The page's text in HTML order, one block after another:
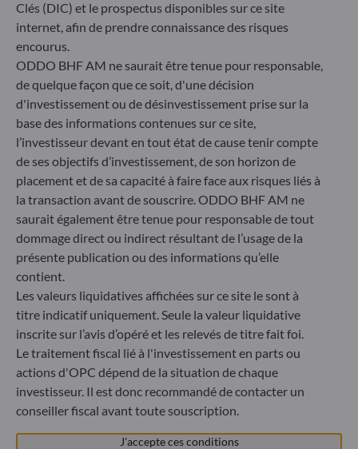
France
+33 1 44 51 80 28
Société de Gestion de Portefeuille agréée par l’Autorité des
Marchés Financiers sous le numéro GP99011
ODDO BHF Asset Management GmbH
Herzogstraße 15
40217 Düsseldorf
Allemagne
+49 (0) 211 239 24 01
Gallusanlage 8
60329 Frankfurt am Main
Allemagne
+49 (0) 69 920 50 0
Société de Gestion de Portefeuille agréée par la
Bundesanstalt für Finanzdienstleistungsaufsicht (« BaFin »)
Enregistrement commercial : HRB 11971 tribunal local de
Düsseldorf
Clés (DIC) et le prospectus disponibles sur ce site
internet, afin de prendre connaissance des risques
encourus.
ODDO BHF AM ne saurait être tenue pour responsable,
de quelque façon que ce soit, d'une décision
d'investissement ou de désinvestissement prise sur la
base des informations contenues sur ce site,
l’investisseur devant en tout état de cause tenir compte
de ses objectifs d’investissement, de son horizon de
placement et de sa capacité à faire face aux risques liés à
la transaction avant de souscrire. ODDO BHF AM ne
saurait également être tenue pour responsable de tout
dommage direct ou indirect résultant de l’usage de la
présente publication ou des informations qu’elle
contient.
Les valeurs liquidatives affichées sur ce site le sont à
titre indicatif uniquement. Seule la valeur liquidative
inscrite sur l’avis d’opéré et les relevés de titre fait foi.
Le traitement fiscal lié à l'investissement en parts ou
actions d'OPC dépend de la situation de chaque
investisseur. Il est donc recommandé de contacter un
conseiller fiscal avant toute souscription.
J'accepte ces conditions